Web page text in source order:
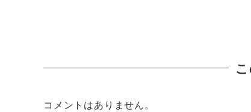
コメントはありません。